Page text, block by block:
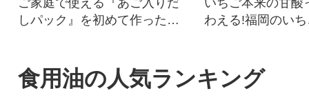
ご家庭で使える『あご入りだ
しパック』を初めて作ったの
いちご本来の甘酸
わえる!福岡のい
食用油の人気ランキング